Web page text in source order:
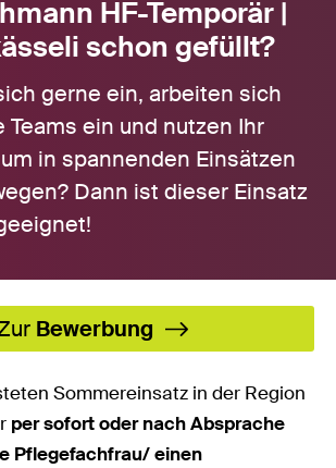
HF-Temporär |
schon gefüllt?
gerne ein, arbeiten sich
Teams ein und nutzen Ihr
in spannenden Einsätzen
Dann ist dieser Einsatz
Bewerbung
Sommereinsatz in der Region
per sofort oder nach Absprache
Pflegefachfrau/ einen